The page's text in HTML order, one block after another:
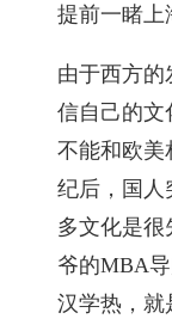
提前一睹上
由于西方的
信自己的文
不能和欧美
纪后，国人
多文化是很
爷的MBA
汉学热，就